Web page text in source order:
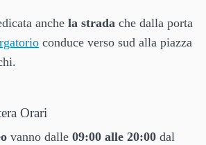
anche la strada che dalla porta
conduce verso sud alla piazza
Orari
vanno dalle 09:00 alle 20:00 dal